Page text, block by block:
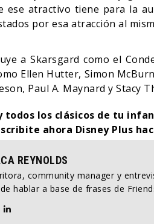
ese atractivo tiene para la
por esa atracción al
a Skarsgard como el
Ellen Hutter, Simon
Paul A. Maynard y​ Stacy
todos los clásicos de tu
ahora Disney Plus
REYNOLDS
community manager y
hablar a base de frases de